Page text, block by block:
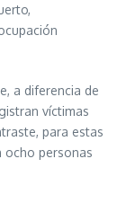
a diferencia de
víctimas
para estas
ocho personas